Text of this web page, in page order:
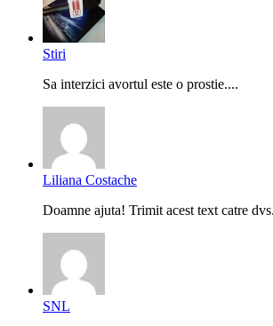
Stiri
Sa interzici avortul este o prostie....
Liliana Costache
Doamne ajuta! Trimit acest text catre
SNL